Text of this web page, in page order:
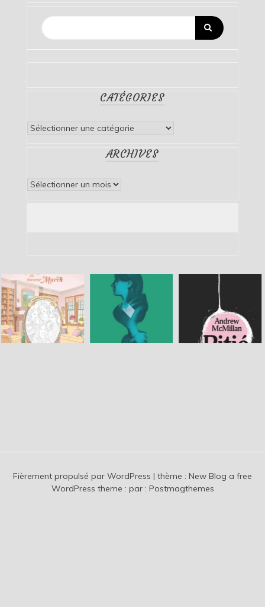
CATÉGORIES
Catégories
ARCHIVES
Archives
Fièrement propulsé par WordPress | thème : New Blog a free
WordPress theme : par : Postmagthemes